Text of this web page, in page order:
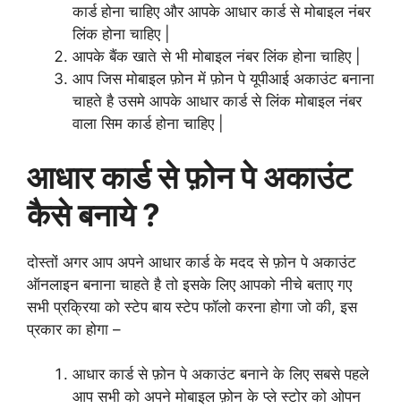
कार्ड होना चाहिए और आपके आधार कार्ड से मोबाइल नंबर
लिंक होना चाहिए |
आपके बैंक खाते से भी मोबाइल नंबर लिंक होना चाहिए |
आप जिस मोबाइल फ़ोन में फ़ोन पे यूपीआई अकाउंट बनाना
चाहते है उसमे आपके आधार कार्ड से लिंक मोबाइल नंबर
वाला सिम कार्ड होना चाहिए |
आधार कार्ड से फ़ोन पे अकाउंट
कैसे बनाये ?
दोस्तों अगर आप अपने आधार कार्ड के मदद से फ़ोन पे अकाउंट
ऑनलाइन बनाना चाहते है तो इसके लिए आपको नीचे बताए गए
सभी प्रक्रिया को स्टेप बाय स्टेप फॉलो करना होगा जो की, इस
प्रकार का होगा –
आधार कार्ड से फ़ोन पे अकाउंट बनाने के लिए सबसे पहले
आप सभी को अपने मोबाइल फ़ोन के प्ले स्टोर को ओपन